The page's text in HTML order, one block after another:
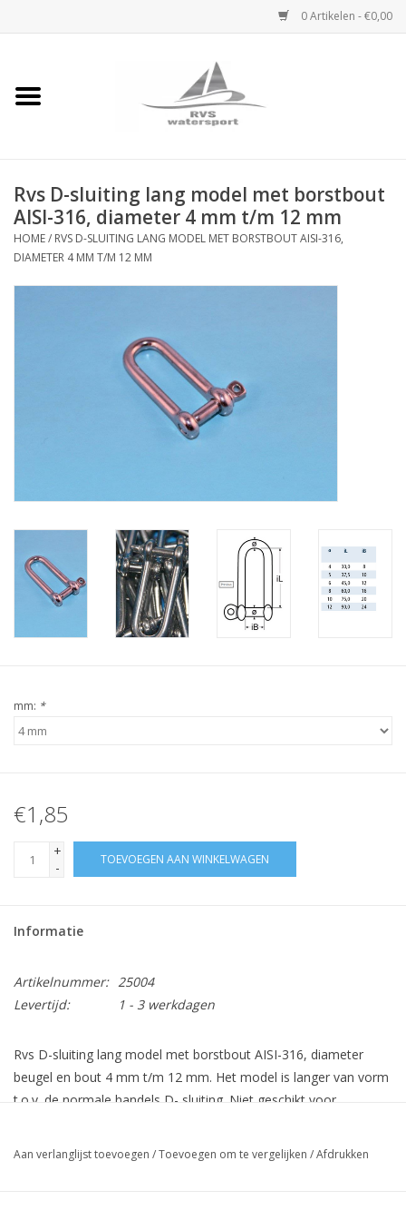
0 Artikelen - €0,00
Home
Rvs Dekbeslag
Rvs Accessoires
Rvs Ketting
Rvs Staalkabel spanner
Staalkabel met coating
Rvs D-sluiting lang model met borstbout
AISI-316, diameter 4 mm t/m 12 mm
HOME/ RVS D-SLUITING LANG MODEL MET BORSTBOUT AISI-316,
DIAMETER 4 MM T/M 12 MM
mm: *
€1,85
+
-
TOEVOEGEN AAN WINKELWAGEN
Informatie
Artikelnummer: 25004
Levertijd:
1 - 3 werkdagen
Rvs D-sluiting lang model met borstbout AISI-316, diameter
beugel en bout 4 mm t/m 12 mm. Het model is langer van vorm
t.o.v. de normale handels D- sluiting. Niet geschikt voor
Aan verlanglijst toevoegen /Toevoegen om te vergelijken /Afdrukken